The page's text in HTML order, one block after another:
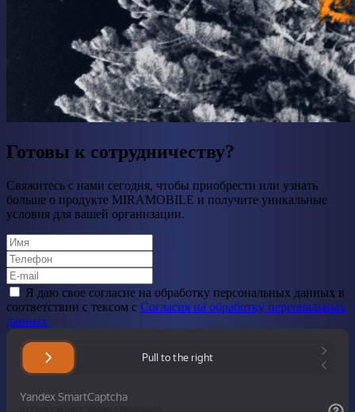
Готовы к сотрудничеству?
Свяжитесь с нами сегодня, чтобы приобрести или узнать
больше о продукте MIRAMOBILE и получите уникальные
условия для вашей организации.
Я даю свое cогласие на обработку персональных данных в
соответствии с тексом с Согласия на обработку персональных
данных